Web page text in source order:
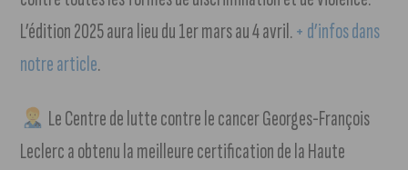
L’édition 2025 aura lieu du 1er mars au 4 avril.+ d’infos dans
notre article.
Le Centre de lutte contre le cancer Georges-François
Leclerc a obtenu la meilleure certification de la Haute